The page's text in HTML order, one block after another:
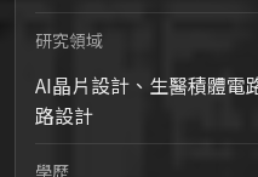
研究領域
AI晶片設計、生醫積體電
路設計
學歷